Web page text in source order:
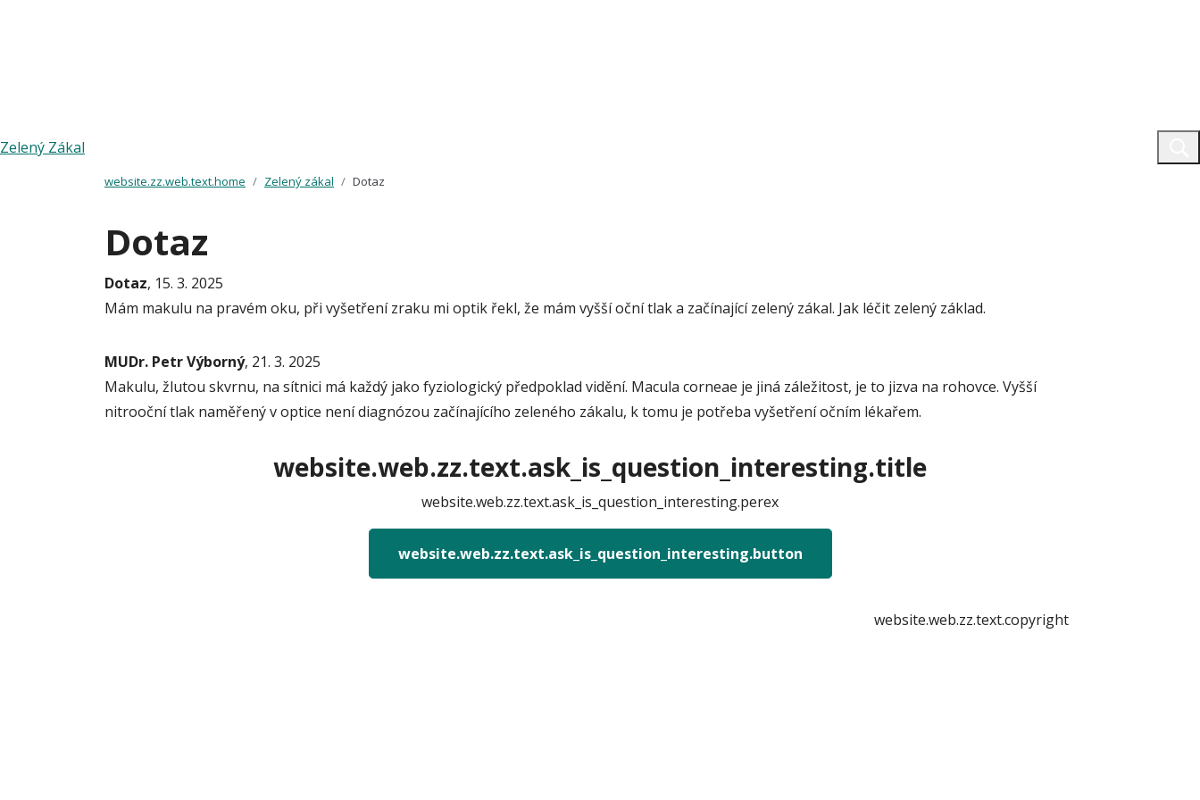
Zelený Zákal
website.zz.web.text.home Zelený zákal Dotaz
Dotaz
Dotaz, 15. 3. 2025
Mám makulu na pravém oku, při vyšetření zraku mi optik řekl, že mám vyšší oční tlak a začínající zelený zákal. Jak léčit zelený základ.
MUDr. Petr Výborný, 21. 3. 2025
Makulu, žlutou skvrnu, na sítnici má každý jako fyziologický předpoklad vidění. Macula corneae je jiná záležitost, je to jizva na rohovce. Vyšší
nitrooční tlak naměřený v optice není diagnózou začínajícího zeleného zákalu, k tomu je potřeba vyšetření očním lékařem.
website.web.zz.text.ask_is_question_interesting.title
website.web.zz.text.ask_is_question_interesting.perex
website.web.zz.text.ask_is_question_interesting.button
website.web.zz.text.copyright